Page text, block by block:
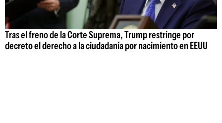
Tras el freno de la Corte Suprema, Trump restringe por
decreto el derecho a la ciudadanía por nacimiento en EEUU